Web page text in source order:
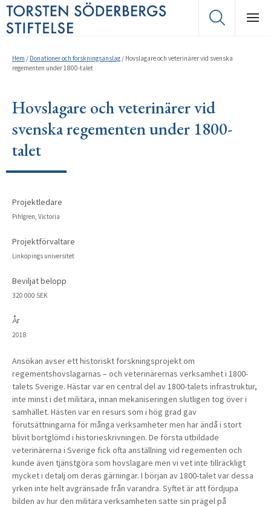
Hem / Donationer och forskningsanslag / Hovslagare och veterinärer vid svenska
regementen under 1800-talet
Hovslagare och veterinärer vid
svenska regementen under 1800-
talet
Projektledare
Pihlgren, Victoria
Projektförvaltare
Linköpings universitet
Beviljat belopp
320 000 SEK
År
2018
Ansökan avser ett historiskt forskningsprojekt om
regementshovslagarnas – och veterinärernas verksamhet i 1800-
talets Sverige. Hästar var en central del av 1800-talets infrastruktur,
inte minst i det militära, innan mekaniseringen slutligen tog över i
samhället. Hästen var en resurs som i hög grad gav
förutsättningarna för många verksamheter men har ändå i stort
blivit bortglömd i historieskrivningen. De första utbildade
veterinärerna i Sverige fick ofta anställning vid regementen och
kunde även tjänstgöra som hovslagare men vi vet inte tillräckligt
mycket i detalj om deras gärningar. I början av 1800-talet var dessa
yrken inte helt avgränsade från varandra. Syftet är att fördjupa
bilden av hur den militära verksamheten satte sin prägel på